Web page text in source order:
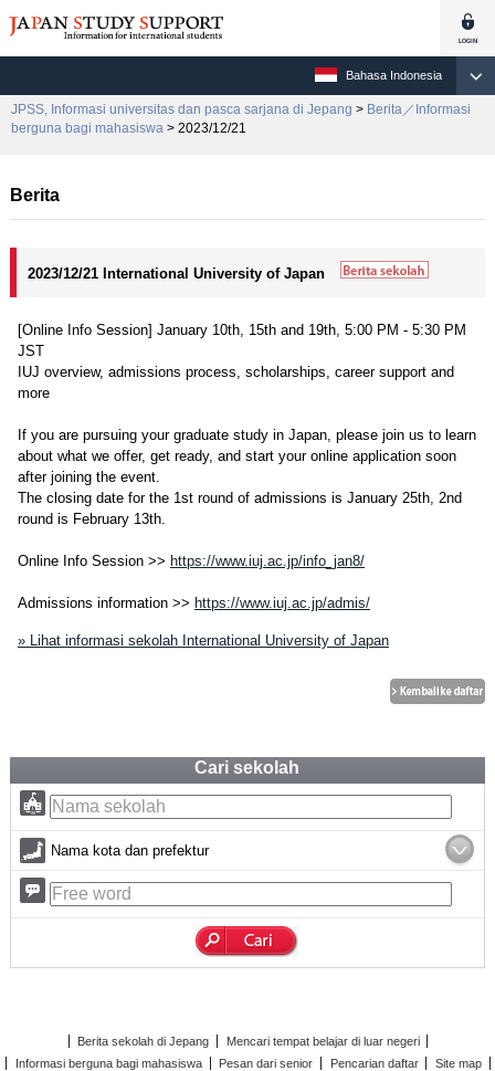
Bahasa Indonesia
JPSS, Informasi universitas dan pasca sarjana di Jepang > Berita／Informasi
berguna bagi mahasiswa > 2023/12/21
Berita
2023/12/21 International University of Japan
[Online Info Session] January 10th, 15th and 19th, 5:00 PM - 5:30 PM
JST
IUJ overview, admissions process, scholarships, career support and
more
If you are pursuing your graduate study in Japan, please join us to learn
about what we offer, get ready, and start your online application soon
after joining the event.
The closing date for the 1st round of admissions is January 25th, 2nd
round is February 13th.
Online Info Session >> https://www.iuj.ac.jp/info_jan8/
Admissions information >> https://www.iuj.ac.jp/admis/
» Lihat informasi sekolah International University of Japan
Cari sekolah
Nama kota dan prefektur
Berita sekolah di Jepang
Mencari tempat belajar di luar negeri
Informasi berguna bagi mahasiswa
Pesan dari senior Pencarian daftar
Site map